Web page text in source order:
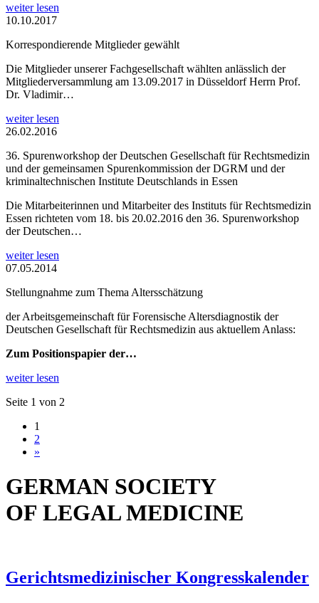
weiter lesen
10.10.2017
Korrespondierende Mitglieder gewählt
Die Mitglieder unserer Fachgesellschaft wählten anlässlich der
Mitgliederversammlung am 13.09.2017 in Düsseldorf Herrn Prof.
Dr. Vladimir…
weiter lesen
26.02.2016
36. Spurenworkshop der Deutschen Gesellschaft für Rechtsmedizin
und der gemeinsamen Spurenkommission der DGRM und der
kriminaltechnischen Institute Deutschlands in Essen
Die Mitarbeiterinnen und Mitarbeiter des Instituts für Rechtsmedizin
Essen richteten vom 18. bis 20.02.2016 den 36. Spurenworkshop
der Deutschen…
weiter lesen
07.05.2014
Stellungnahme zum Thema Altersschätzung
der Arbeitsgemeinschaft für Forensische Altersdiagnostik der
Deutschen Gesellschaft für Rechtsmedizin aus aktuellem Anlass:
Zum Positionspapier der…
weiter lesen
Seite 1 von 2
1
2
»
GERMAN SOCIETY
OF LEGAL MEDICINE
Gerichtsmedizinischer Kongresskalender